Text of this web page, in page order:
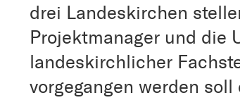
drei Landeskirchen
Projektmanager und die
landeskirchlicher
vorgegangen werden